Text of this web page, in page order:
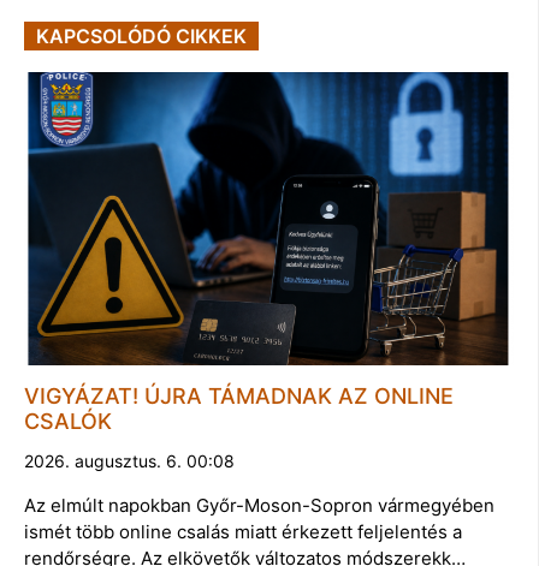
KAPCSOLÓDÓ CIKKEK
VIGYÁZAT! ÚJRA TÁMADNAK AZ ONLINE
CSALÓK
2026. augusztus. 6. 00:08
Az elmúlt napokban Győr-Moson-Sopron vármegyében
ismét több online csalás miatt érkezett feljelentés a
rendőrségre. Az elkövetők változatos módszerekk…